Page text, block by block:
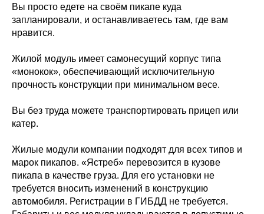
Вы просто едете на своём пикапе куда
запланировали, и останавливаетесь там, где вам
нравится.
Жилой модуль имеет самонесущий корпус типа
«монокок», обеспечивающий исключительную
прочность конструкции при минимальном весе.
Вы без труда можете транспортировать прицеп или
катер.
Жилые модули компании подходят для всех типов и
марок пикапов. «Ястреб» перевозится в кузове
пикапа в качестве груза. Для его установки не
требуется вносить изменений в конструкцию
автомобиля. Регистрации в ГИБДД не требуется.